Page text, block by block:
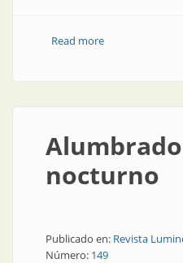
Read moreabout La
nocturno
Publicado en: Revista
Número: 149